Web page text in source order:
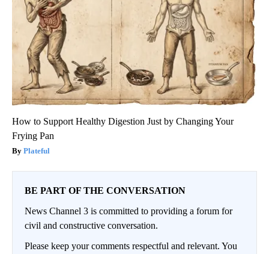
How to Support Healthy Digestion Just by Changing Your
Frying Pan
Plateful
BE PART OF THE CONVERSATION
News Channel 3 is committed to providing a forum for
civil and constructive conversation.
Please keep your comments respectful and relevant. You